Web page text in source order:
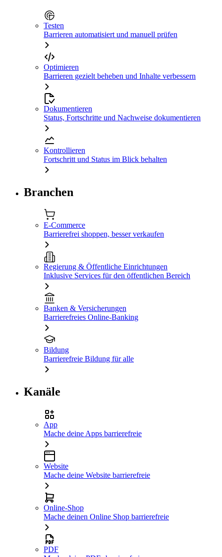
Testen
Barrieren automatisiert und manuell prüfen
Optimieren
Barrieren gezielt beheben und Inhalte verbessern
Dokumentieren
Status, Fortschritte und Nachweise dokumentieren
Kontrollieren
Fortschritt und Status im Blick behalten
Branchen
E-Commerce
Barrierefrei shoppen, besser verkaufen
Regierung & Öffentliche Einrichtungen
Inklusive Services für den öffentlichen Bereich
Banken & Versicherungen
Barrierefreies Online-Banking
Bildung
Barrierefreie Bildung für alle
Kanäle
App
Mache deine Apps barrierefreie
Website
Mache deine Website barrierefreie
Online-Shop
Mache deinen Online Shop barrierefreie
PDF